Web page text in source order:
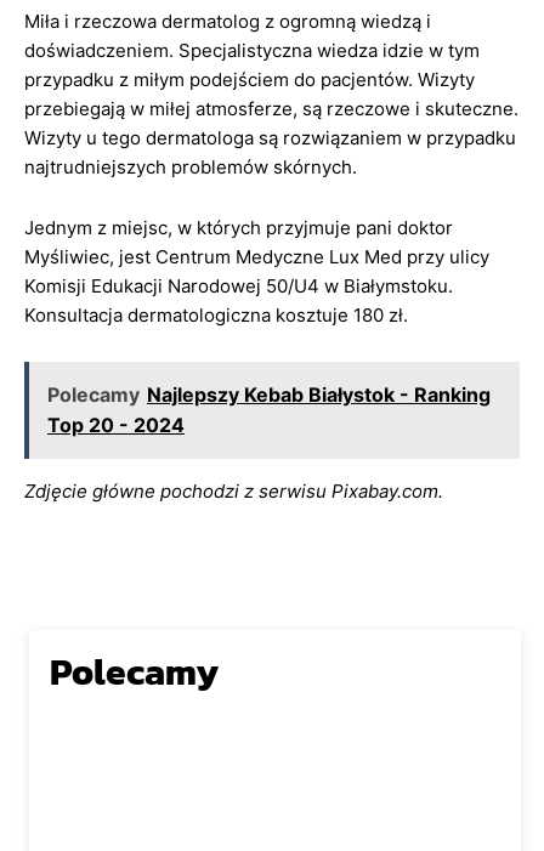
Miła i rzeczowa dermatolog z ogromną wiedzą i
doświadczeniem. Specjalistyczna wiedza idzie w tym
przypadku z miłym podejściem do pacjentów. Wizyty
przebiegają w miłej atmosferze, są rzeczowe i skuteczne.
Wizyty u tego dermatologa są rozwiązaniem w przypadku
najtrudniejszych problemów skórnych.
Jednym z miejsc, w których przyjmuje pani doktor
Myśliwiec, jest Centrum Medyczne Lux Med przy ulicy
Komisji Edukacji Narodowej 50/U4 w Białymstoku.
Konsultacja dermatologiczna kosztuje 180 zł.
Polecamy Najlepszy Kebab Białystok - Ranking
Top 20 - 2024
Zdjęcie główne pochodzi z serwisu Pixabay.com.
Polecamy